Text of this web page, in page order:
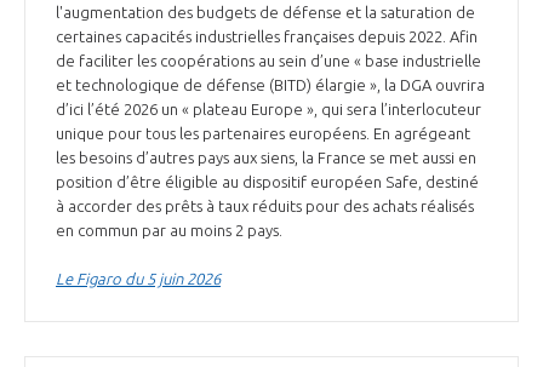
STARTAIR
COMMISSIONS ET COMITÉS
UN ÉCOSYSTÈME INTÉGRÉ ET COHÉRENT
POURQUOI DEVENIR MEMBRE ?
LA MÉDIATION DANS LA FILIÈRE AÉRONAUTIQUE ET SPATIALE
LE MÉDIATEUR DE LA FILIÈRE AÉRONAUTIQUE ET SPATIALE
MÉDIATION ET CHARTE D’ENGAGEMENT SUR LES RELATIONS ENTRE
CLIENTS ET FOURNISSEURS
LA MÉDIATION AU-DELÀ DE LA FILIÈRE AÉRONAUTIQUE ET SPATIALE
LE SALON DU BOURGET
L'OBSERVATOIRE
CHIFFRES CLÉS
l'augmentation des budgets de défense et la saturation de
certaines capacités industrielles françaises depuis 2022. Afin
de faciliter les coopérations au sein d’une « base industrielle
et technologique de défense (BITD) élargie », la DGA ouvrira
d’ici l’été 2026 un « plateau Europe », qui sera l’interlocuteur
unique pour tous les partenaires européens. En agrégeant
les besoins d’autres pays aux siens, la France se met aussi en
position d’être éligible au dispositif européen Safe, destiné
à accorder des prêts à taux réduits pour des achats réalisés
en commun par au moins 2 pays.
Le Figaro du 5 juin 2026
Découvrez les avantages d'adhérer au GIFAS.
Rencontres, salons, données sectorielles,
programmes ...
DEMANDE D’ADHÉSION